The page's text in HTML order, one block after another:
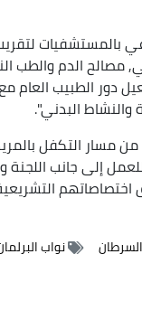
بالمستشفيات
مصالح الدم والطب
الطبيب العام
البدني".
مسار التكفل
إلى جانب اللجنة
نواب